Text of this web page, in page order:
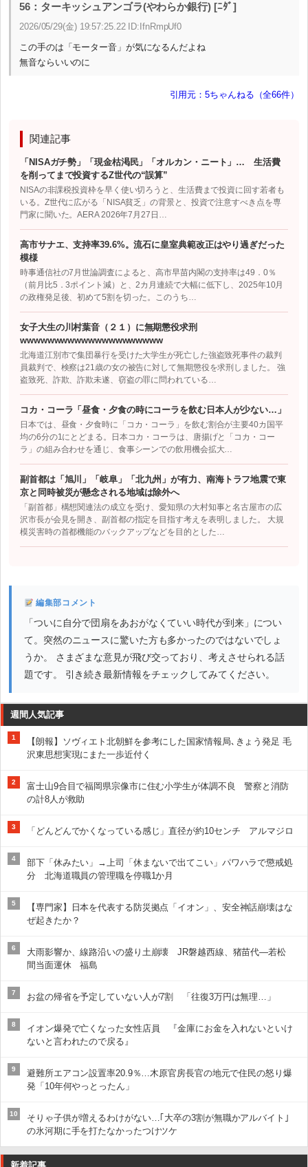
56：ターキッシュアンゴラ(やわらか銀行) [ﾆﾀﾞ]
2026/05/29(金) 19:57:25.22 ID:IfnRmpUf0
この手のは「モーター音」が気になるんだよね
無音ならいいのに
引用元：5ちゃんねる（全66件）
関連記事
「NISAガチ勢」「現金枯渇民」「オルカン・ニート」… 生活費
を削ってまで投資するZ世代の“誤算”
NISAの非課税投資枠を早く使い切ろうと、生活費まで投資に回す若者も
いる。Z世代に広がる「NISA貧乏」の背景と、投資で注意すべき点を専
門家に聞いた。AERA 2026年7月27日…
高市サナエ、支持率39.6%。流石に皇室典範改正はやり過ぎだった
模様
時事通信社の7月世論調査によると、高市早苗内閣の支持率は49．0％
（前月比5．3ポイント減）と、2カ月連続で大幅に低下し、2025年10月
の政権発足後、初めて5割を切った。このうち…
女子大生の川村葉音（２１）に無期懲役求刑
wwwwwwwwwwwwwwwwwwwww
北海道江別市で集団暴行を受けた大学生が死亡した強盗致死事件の裁判
員裁判で、検察は21歳の女の被告に対して無期懲役を求刑しました。 強
盗致死、詐欺、詐欺未遂、窃盗の罪に問われている…
コカ・コーラ「昼食・夕食の時にコーラを飲む日本人が少ない…」
日本では、昼食・夕食時に「コカ・コーラ」を飲む割合が主要40カ国平
均の6分の1にとどまる。日本コカ・コーラは、唐揚げと「コカ・コー
ラ」の組み合わせを通じ、食事シーンでの飲用機会拡大…
副首都は「旭川」「岐阜」「北九州」が有力、南海トラフ地震で東
京と同時被災が懸念される地域は除外へ
「副首都」構想関連法の成立を受け、愛知県の大村知事と名古屋市の広
沢市長が会見を開き、副首都の指定を目指す考えを表明しました。 大規
模災害時の首都機能のバックアップなどを目的とした…
編集部コメント
「ついに自分で団扇をあおがなくていい時代が到来」につい
て。突然のニュースに驚いた方も多かったのではないでしょ
うか。 さまざまな意見が飛び交っており、考えさせられる話
題です。 引き続き最新情報をチェックしてみてください。
週間人気記事
1
【朗報】ソヴィエト北朝鮮を参考にした国家情報局､きょう発足 毛
沢東思想実現にまた一歩近付く
2
富士山9合目で福岡県宗像市に住む小学生が体調不良 警察と消防
の計8人が救助
3 「どんどんでかくなっている感じ」直径が約10センチ アルマジロ
4
部下「休みたい」→上司「休まないで出てこい」パワハラで懲戒処
分 北海道職員の管理職を停職1か月
5
【専門家】日本を代表する防災拠点「イオン」、安全神話崩壊はな
ぜ起きたか？
6
大雨影響か、線路沿いの盛り土崩壊 JR磐越西線、猪苗代―若松
間当面運休 福島
7 お盆の帰省を予定していない人が7割 「往復3万円は無理…」
8
イオン爆発で亡くなった女性店員 『金庫にお金を入れないといけ
ないと言われたので戻る』
9
避難所エアコン設置率20.9％…木原官房長官の地元で住民の怒り爆
発「10年何やっとったん」
10
そりゃ子供が増えるわけがない…｢大卒の3割が無職かアルバイト｣
の氷河期に手を打たなかったつけツケ